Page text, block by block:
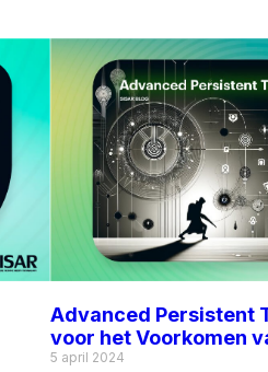
Advanced Persistent
voor het Voorkomen
5 april 2024